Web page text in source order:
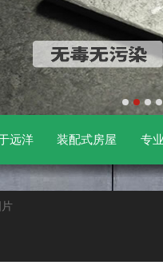
远洋 装配式房屋 专